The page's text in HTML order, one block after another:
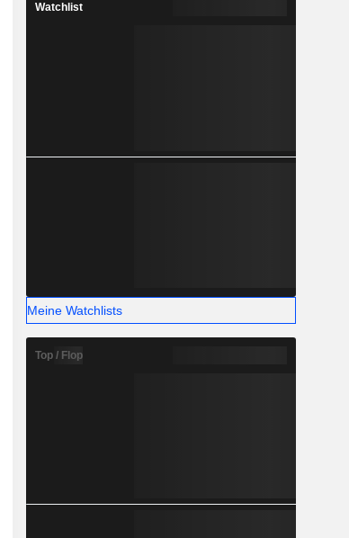
Watchlist
Meine Watchlists
Top / Flop